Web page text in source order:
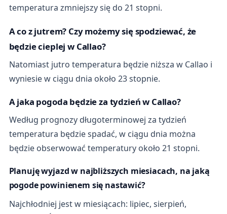
temperatura zmniejszy się do 21 stopni.
A co z jutrem? Czy możemy się spodziewać, że
będzie cieplej w Callao?
Natomiast jutro temperatura będzie niższa w Callao i
wyniesie w ciągu dnia około 23 stopnie.
A jaka pogoda będzie za tydzień w Callao?
Według prognozy długoterminowej za tydzień
temperatura będzie spadać, w ciągu dnia można
będzie obserwować temperatury około 21 stopni.
Planuję wyjazd w najbliższych miesiacach, na jaką
pogode powinienem się nastawić?
Najchłodniej jest w miesiącach: lipiec, sierpień,